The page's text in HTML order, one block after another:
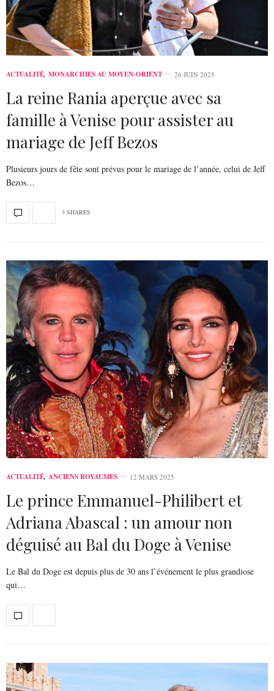
ACTUALITÉ, MONARCHIES AU MOYEN-ORIENT 26 JUIN 2025
La reine Rania aperçue avec sa
famille à Venise pour assister au
mariage de Jeff Bezos
Plusieurs jours de fête sont prévus pour le mariage de l’année, celui de Jeff
Bezos…
3 SHARES
ACTUALITÉ, ANCIENS ROYAUMES 12 MARS 2025
Le prince Emmanuel-Philibert et
Adriana Abascal : un amour non
déguisé au Bal du Doge à Venise
Le Bal du Doge est depuis plus de 30 ans l’événement le plus grandiose
qui…